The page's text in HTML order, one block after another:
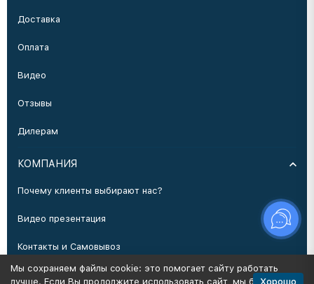
Доставка
Оплата
Видео
Отзывы
Дилерам
КОМПАНИЯ
Почему клиенты выбирают нас?
Видео презентация
Контакты и Самовывоз
Производство
Мы сохраняем файлы cookie: это помогает сайту работать
лучше. Если Вы продолжите использовать сайт, мы будемХорошо